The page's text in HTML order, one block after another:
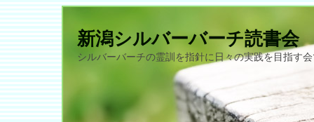
新潟シルバーバーチ読書会
シルバーバーチの霊訓を指針に日々の実践を目指す